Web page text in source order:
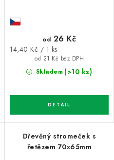
Skladem (>10 ks)
od 21 Kč bez DPH
od 26 Kč
Měrná
14,40 Kč / 1 ks
Dřevěný stromeček s
řetězem 70x65mm